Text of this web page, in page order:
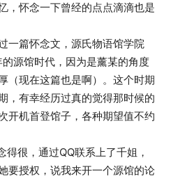
，怀念一下曾经的点点滴滴也是
一篇怀念文，源氏物语馆学院
源馆时代，因为是薰某的角度
（现在这篇也是啊）。这个时期
，有幸经历过真的觉得那时候的
开机首登馆子，各种期望值不约
很，通过QQ联系上了千姐，
要授权，说我来开一个源馆的论